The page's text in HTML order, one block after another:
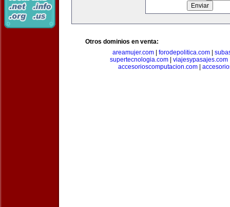
Otros dominios en venta:
areamujer.com
forodepolitica.com
supertecnologia.com| viajesypasajes.com
accesorioscomputacion.com